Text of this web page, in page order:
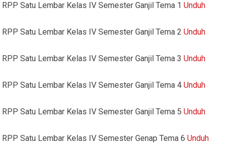
RPP Satu Lembar Kelas IV Semester Ganjil Tema 1Unduh
RPP Satu Lembar Kelas IV Semester Ganjil Tema 2Unduh
RPP Satu Lembar Kelas IV Semester Ganjil Tema 3Unduh
RPP Satu Lembar Kelas IV Semester Ganjil Tema 4Unduh
RPP Satu Lembar Kelas IV Semester Ganjil Tema 5Unduh
RPP Satu Lembar Kelas IV Semester Genap Tema 6Unduh